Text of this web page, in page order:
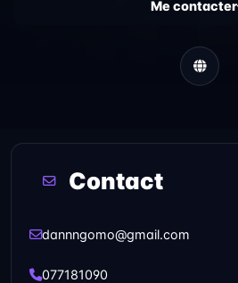
Me contacter
Contact
dannngomo@gmail.com
077181090